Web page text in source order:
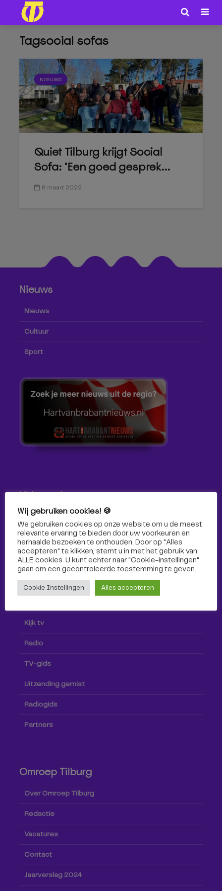
Tagsocial sofas
NIEUWS
Quiet Tilburg krijgt Social
Sofa: ‘Een goed gesprek...
8 maart 2022
Nieuws
Nieuws
Cultuur
Sport
Volg ons!
Volg Omroep Tilburg niet alleen hier, maar ook via social
media!
Kijk tv
Radio
TV-gids
Uitzending gemist
Radiogids
Partners
Omroep Tilburg
Over Omroep Tilburg
Redactie
Vacatures
Contact
Jaarverslag 2024
Wij gebruiken cookies! 🍪
We gebruiken cookies op onze website om u de meest
relevante ervaring te bieden door uw voorkeuren en
herhaalde bezoeken te onthouden. Door op "Alles
accepteren" te klikken, stemt u in met het gebruik van
ALLE cookies. U kunt echter naar "Cookie-instellingen"
gaan om een ​​gecontroleerde toestemming te geven.
Cookie Instellingen Alles accepteren